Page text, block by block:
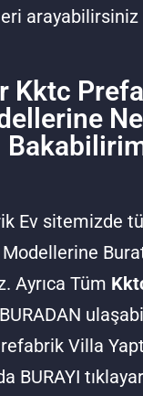
arayabilirsiniz
Kktc
Ev sitemizde
Modellerine
Ayrıca Tüm
BURADAN
Villa
BURAYI